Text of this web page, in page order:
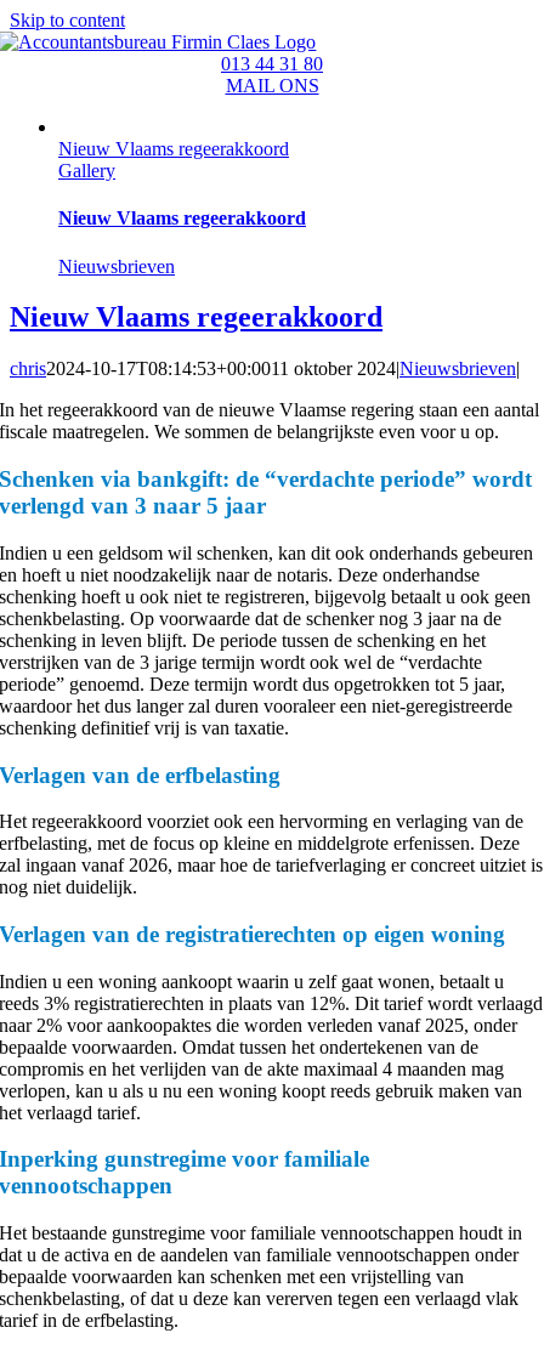
Skip to content
013 44 31 80
MAIL ONS
Nieuw Vlaams regeerakkoord
Gallery
Nieuw Vlaams regeerakkoord
Nieuwsbrieven
Nieuw Vlaams regeerakkoord
chris2024-10-17T08:14:53+00:0011 oktober 2024|Nieuwsbrieven|
In het regeerakkoord van de nieuwe Vlaamse regering staan een aantal
fiscale maatregelen. We sommen de belangrijkste even voor u op.
Schenken via bankgift: de “verdachte periode” wordt
verlengd van 3 naar 5 jaar
Indien u een geldsom wil schenken, kan dit ook onderhands gebeuren
en hoeft u niet noodzakelijk naar de notaris. Deze onderhandse
schenking hoeft u ook niet te registreren, bijgevolg betaalt u ook geen
schenkbelasting. Op voorwaarde dat de schenker nog 3 jaar na de
schenking in leven blijft. De periode tussen de schenking en het
verstrijken van de 3 jarige termijn wordt ook wel de “verdachte
periode” genoemd. Deze termijn wordt dus opgetrokken tot 5 jaar,
waardoor het dus langer zal duren vooraleer een niet-geregistreerde
schenking definitief vrij is van taxatie.
Verlagen van de erfbelasting
Het regeerakkoord voorziet ook een hervorming en verlaging van de
erfbelasting, met de focus op kleine en middelgrote erfenissen. Deze
zal ingaan vanaf 2026, maar hoe de tariefverlaging er concreet uitziet is
nog niet duidelijk.
Verlagen van de registratierechten op eigen woning
Indien u een woning aankoopt waarin u zelf gaat wonen, betaalt u
reeds 3% registratierechten in plaats van 12%. Dit tarief wordt verlaagd
naar 2% voor aankoopaktes die worden verleden vanaf 2025, onder
bepaalde voorwaarden. Omdat tussen het ondertekenen van de
compromis en het verlijden van de akte maximaal 4 maanden mag
verlopen, kan u als u nu een woning koopt reeds gebruik maken van
het verlaagd tarief.
Inperking gunstregime voor familiale
vennootschappen
Het bestaande gunstregime voor familiale vennootschappen houdt in
dat u de activa en de aandelen van familiale vennootschappen onder
bepaalde voorwaarden kan schenken met een vrijstelling van
schenkbelasting, of dat u deze kan vererven tegen een verlaagd vlak
tarief in de erfbelasting.